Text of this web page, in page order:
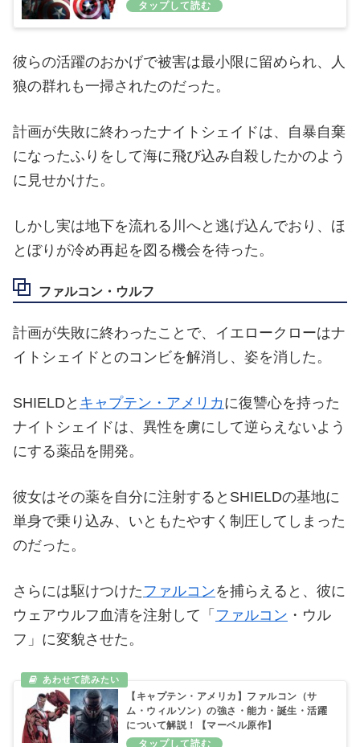
彼らの活躍のおかげで被害は最小限に留められ、人
狼の群れも一掃されたのだった。
計画が失敗に終わったナイトシェイドは、自暴自棄
になったふりをして海に飛び込み自殺したかのよう
に見せかけた。
しかし実は地下を流れる川へと逃げ込んでおり、ほ
とぼりが冷め再起を図る機会を待った。
ファルコン・ウルフ
計画が失敗に終わったことで、イエロークローはナ
イトシェイドとのコンビを解消し、姿を消した。
SHIELDと キャプテン・アメリカに復讐心を持った
ナイトシェイドは、異性を虜にして逆らえないよう
にする薬品を開発。
彼女はその薬を自分に注射するとSHIELDの基地に
単身で乗り込み、いともたやすく制圧してしまった
のだった。
さらには駆けつけた ファルコンを捕らえると、彼に
ウェアウルフ血清を注射して「 ファルコン ・ウル
フ」に変貌させた。
【キャプテン・アメリカ】ファルコン（サ
ム・ウィルソン）の強さ・能力・誕生・活躍
について解説！【マーベル原作】